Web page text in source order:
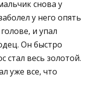
снова у
у него опять
и упал
Он быстро
стал весь золотой.
уже все, что